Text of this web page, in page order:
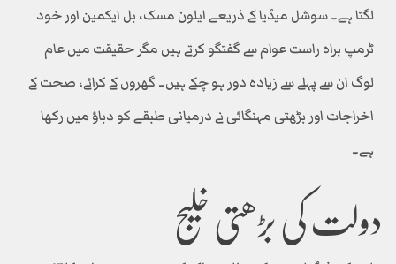
لگتا ہے۔ سوشل میڈیا کے ذریعے ایلون مسک، بل ایکمین اور خود
ٹرمپ براہ راست عوام سے گفتگو کرتے ہیں مگر حقیقت میں عام
لوگ ان سے پہلے سے زیادہ دور ہو چکے ہیں۔ گھروں کے کرائے، صحت کے
اخراجات اور بڑھتی مہنگائی نے درمیانی طبقے کو دباؤ میں رکھا
ہے۔
دولت کی بڑھتی خلیج